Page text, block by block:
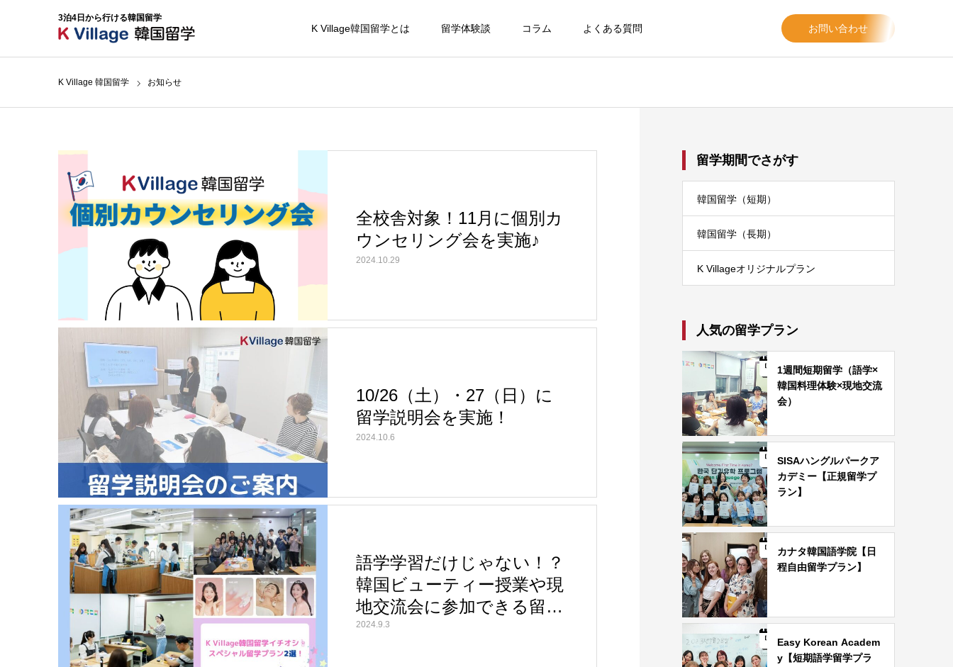
3泊4日から行ける韓国留学
K Village韓国留学とは 留学体験談 コラム よくある質問 お問い合わせ
K Village 韓国留学 お知らせ
全校舎対象！11月に個別カ
ウンセリング会を実施♪
2024.10.29
10/26（土）・27（日）に
留学説明会を実施！
2024.10.6
語学学習だけじゃない！？
韓国ビューティー授業や現
地交流会に参加できる留学
プランを…
2024.9.3
留学期間でさがす
韓国留学（短期）
韓国留学（長期）
K Villageオリジナルプラン
人気の留学プラン
1週間短期留学（語学×
韓国料理体験×現地交流
会）
SISAハングルパークア
カデミー【正規留学プ
ラン】
カナタ韓国語学院【日
程自由留学プラン】
Easy Korean Academ
y【短期語学留学プラ